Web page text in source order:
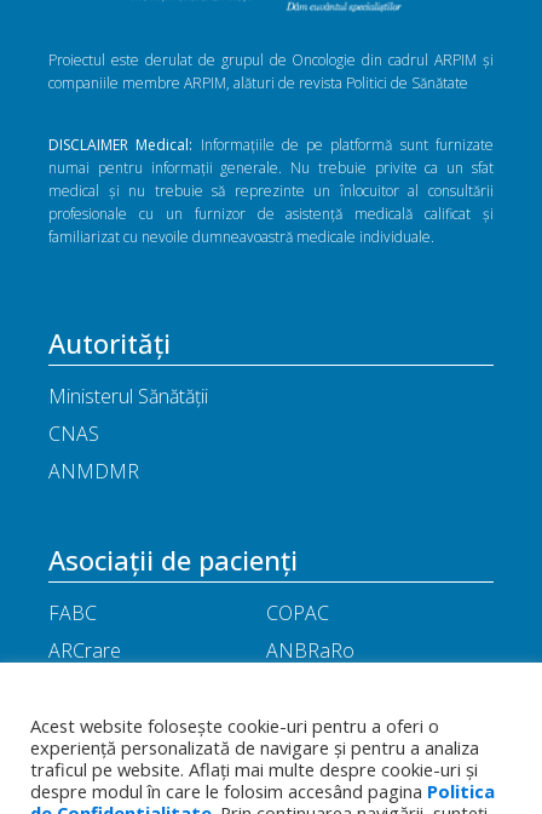
Proiectul este derulat de grupul de Oncologie din cadrul ARPIM și
companiile membre ARPIM, alături de revista Politici de Sănătate
DISCLAIMER Medical: Informațiile de pe platformă sunt furnizate
numai pentru informații generale. Nu trebuie privite ca un sfat
medical și nu trebuie să reprezinte un înlocuitor al consultării
profesionale cu un furnizor de asistență medicală calificat și
familiarizat cu nevoile dumneavoastră medicale individuale.
Autorități
Ministerul Sănătății
CNAS
ANMDMR
Asociații de pacienți
FABC
COPAC
ARCrare
ANBRaRo
ANHR
ARIL
APOR
Little People
Acest website folosește cookie-uri pentru a oferi o
experiență personalizată de navigare și pentru a analiza
traficul pe website. Aflați mai multe despre cookie-uri și
despre modul în care le folosim accesând pagina Politica